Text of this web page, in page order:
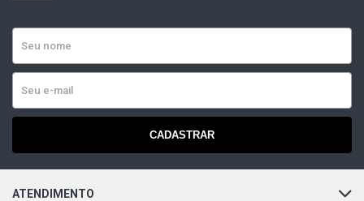
CADASTRAR
ATENDIMENTO